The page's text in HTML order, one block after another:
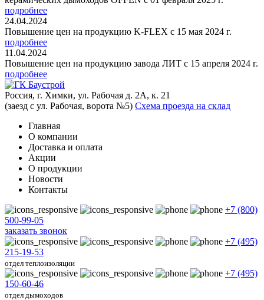
подробнее
24.04.2024
Повышение цен на продукцию K-FLEX с 15 мая 2024 г.
подробнее
11.04.2024
Повышение цен на продукцию завода ЛИТ с 15 апреля 2024 г.
подробнее
Россия, г. Химки, ул. Рабочая д. 2А, к. 21
(заезд с ул. Рабочая, ворота №5) Схема проезда на склад
Главная
О компании
Доставка и оплата
Акции
О продукции
Новости
Контакты
+7 (800)
500-99-05
заказать звонок
+7 (495)
215-19-53
отдел теплоизоляции
+7 (495)
150-60-46
отдел дымоходов